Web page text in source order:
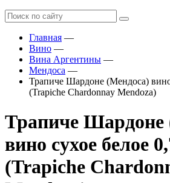
Главная —
Вино —
Вина Аргентины —
Мендоса —
Трапиче Шардоне (Мендоса)
(Trapiche Chardonnay Mendoza)
Трапиче Шардоне
вино сухое белое
(Trapiche